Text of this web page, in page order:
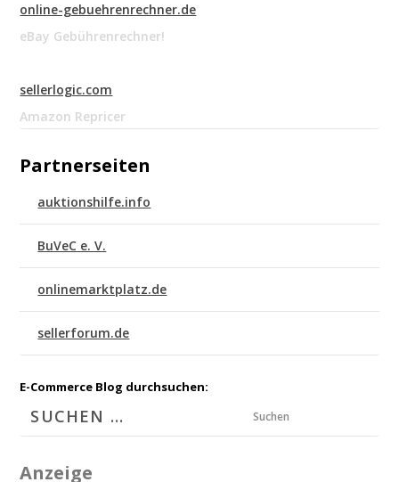
online-gebuehrenrechner.de
eBay Gebührenrechner!
sellerlogic.com
Amazon Repricer
Partnerseiten
auktionshilfe.info
BuVeC e. V.
onlinemarktplatz.de
sellerforum.de
E-Commerce Blog durchsuchen:
Suchen
Anzeige